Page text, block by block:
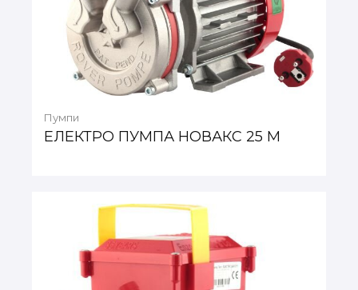
Пумпи
ЕЛЕКТРО ПУМПА НОВАКС 25 М